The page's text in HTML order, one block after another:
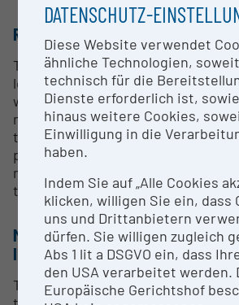
RESEARCH SERVICES
The AGES Lysimeter station was
long-term effects of agricultural
water budget and water quality.
monitoring of soil water quality, its
the continuous monitoring of
parameters to evaluate the
models based on data derived
types.
METHODS & EXPERTISE FOR
INFRASTRUCTURE
The lysimeter station consists of
DATENSCHUTZ-
Diese Website verwendet
ähnliche Technologien,
technisch für die
Dienste erforderlich ist,
hinaus weitere Cookies,
Einwilligung in die
haben.
Indem Sie auf „Alle Cookies
klicken, willigen Sie ein, dass
uns und Drittanbietern
dürfen. Sie willigen zugleich
Abs 1 lit a DSGVO ein, dass
den USA verarbeitet werden.
Europäische Gerichtshof